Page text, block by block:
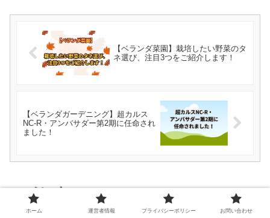
【ベランダ菜園】栽培したい野菜のタ
ネ選び、注目3つをご紹介します！
【ベランダガーデニング】超カルス
NC-R・アンバサダー第2期に任命され
ました！
コメント
ホーム 運営者情報 プライバシーポリシー お問い合わせ